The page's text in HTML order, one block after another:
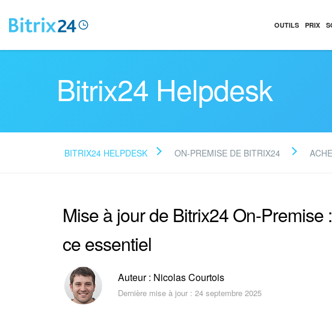
OUTILS PRIX
Bitrix24 Helpdesk
BITRIX24 HELPDESK ON-PREMISE DE BITRIX24
Mise à jour de Bitrix24 On-Premise
ce essentiel
Auteur : Nicolas Courtois
Dernière mise à jour : 24 septembre 2025